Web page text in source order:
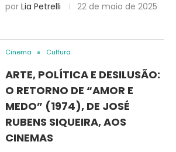
por Lia Petrelli 22 de maio de 2025
Cinema Cultura
ARTE, POLÍTICA E DESILUSÃO:
O RETORNO DE “AMOR E
MEDO” (1974), DE JOSÉ
RUBENS SIQUEIRA, AOS
CINEMAS